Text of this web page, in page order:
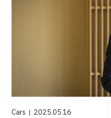
Cars 2025.05.16